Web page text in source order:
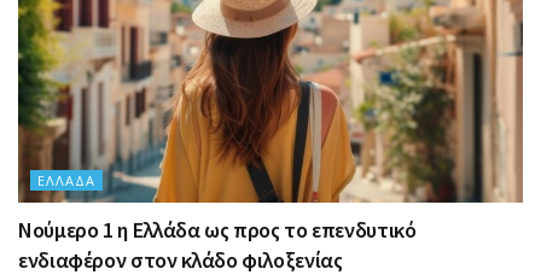
ΕΛΛΆΔΑ
Nούμερο 1 η Ελλάδα ως προς το επενδυτικό
ενδιαφέρον στον κλάδο φιλοξενίας